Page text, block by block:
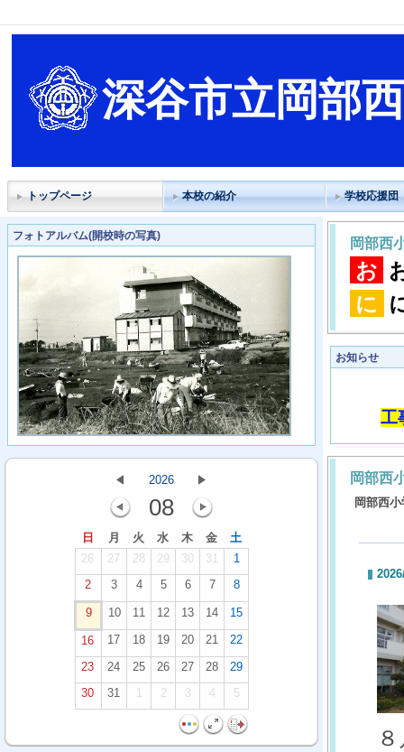
深谷市立岡部
トップページ 本校の紹介 学校応援団
フォトアルバム(開校時の写真)
2026
08
日 月 火 水 木 金
土
26
27 28 29 30 31
1
2
3 4 5 6 7 8
9 10 11 12 13 14 15
16 17 18 19 20 21
22
23
24 25 26 27 28
29
30
31 1 2 3 4 5
岡部西
お
に
お知らせ
工
岡部西
岡部西